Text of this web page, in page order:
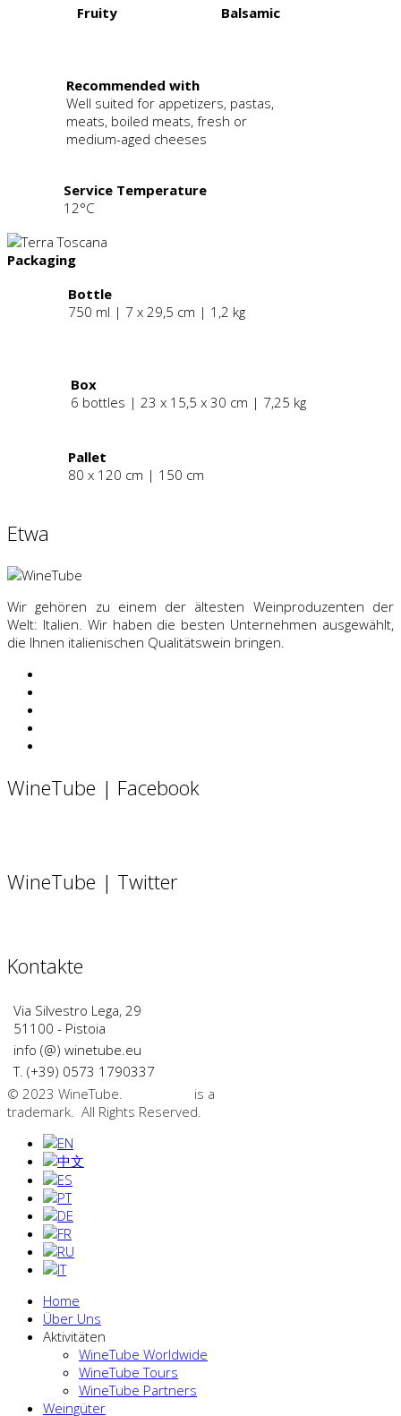
Fruity
Balsamic
Recommended with
Well suited for appetizers, pastas,
meats, boiled meats, fresh or
medium-aged cheeses
Service Temperature
12°C
Packaging
Bottle
750 ml | 7 x 29,5 cm | 1,2 kg
Box
6 bottles | 23 x 15,5 x 30 cm | 7,25 kg
Pallet
80 x 120 cm | 150 cm
Etwa
Wir gehören zu einem der ältesten Weinproduzenten der
Welt: Italien. Wir haben die besten Unternehmen ausgewählt,
die Ihnen italienischen Qualitätswein bringen.
WineTube | Facebook
WineTube | Twitter
Kontakte
Via Silvestro Lega, 29
51100 - Pistoia
info (@) winetube.eu
T. (+39) 0573 1790337
© 2023 WineTube.
is a
trademark. All Rights Reserved.
Home
Über Uns
Aktivitäten
WineTube Worldwide
WineTube Tours
WineTube Partners
Weingüter